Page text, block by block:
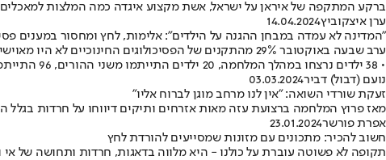
ברקע המתקפה של איראן על ישראל, אשת מקצוע איגדה כמה המלצות
ערן איצקוביץ14.04.2024
"המדינה לא עמדה במבחן ההגנה על הילדים": אלימות, לחץ ומחסור במענים
• 38 ילדים נרצחו במהלך המלחמה, 20 ילדים התייתמו משני ההורים, 96 התייתמו מהורה אחד • הפתרון לפתחה של הממשלה
נועם (דבול) דביר03.03.2024
זעקת שורדי השואה: "אין לנו מרחב מוגן לברוח אליו"
מאז פרוץ המלחמה ברצועת עזה מאות אזרחים ותיקים דיווחו על חרדות
אפרת פורשר23.01.2024
חשוב להכיר: מתכונים עם מזונות שמסייעים להורדת לחץ
תקופה לא פשוטה עוברת על כולנו - היא מלווה בדאגות, חרדות ותחושה של